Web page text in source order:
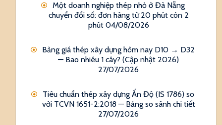
Một doanh nghiệp thép nhỏ ở Đà Nẵng
chuyển đổi số: đơn hàng từ 20 phút còn 2
phút 04/08/2026
Bảng giá thép xây dựng hôm nay D10 → D32
— Bao nhiêu 1 cây? (Cập nhật 2026)
27/07/2026
Tiêu chuẩn thép xây dựng Ấn Độ (IS 1786) so
với TCVN 1651-2:2018 — Bảng so sánh chi tiết
27/07/2026